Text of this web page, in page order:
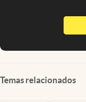
Temas relacionados